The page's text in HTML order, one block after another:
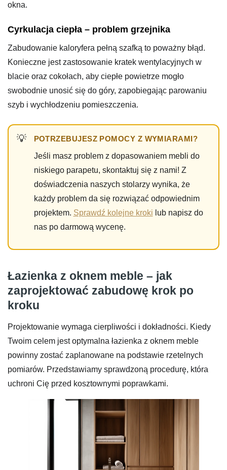
okna.
Cyrkulacja ciepła – problem grzejnika
Zabudowanie kaloryfera pełną szafką to poważny błąd.
Konieczne jest zastosowanie kratek wentylacyjnych w
blacie oraz cokołach, aby ciepłe powietrze mogło
swobodnie unosić się do góry, zapobiegając parowaniu
szyb i wychłodzeniu pomieszczenia.
POTRZEBUJESZ POMOCY Z WYMIARAMI?
Jeśli masz problem z dopasowaniem mebli do
niskiego parapetu, skontaktuj się z nami! Z
doświadczenia naszych stolarzy wynika, że
każdy problem da się rozwiązać odpowiednim
projektem. Sprawdź kolejne kroki lub napisz do
nas po darmową wycenę.
Łazienka z oknem meble – jak
zaprojektować zabudowę krok po
kroku
Projektowanie wymaga cierpliwości i dokładności. Kiedy
Twoim celem jest optymalna łazienka z oknem meble
powinny zostać zaplanowane na podstawie rzetelnych
pomiarów. Przedstawiamy sprawdzoną procedurę, która
uchroni Cię przed kosztownymi poprawkami.